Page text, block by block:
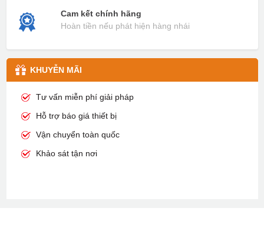
Cam kết chính hãng
Hoàn tiền nếu phát hiện hàng nhái
KHUYỄN MÃI
Tư vấn miễn phí giải pháp
Hỗ trợ báo giá thiết bị
Vận chuyển toàn quốc
Khảo sát tận nơi